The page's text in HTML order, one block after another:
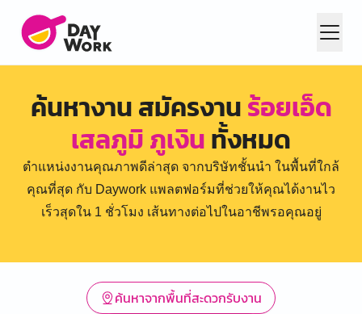
ค้นหางาน สมัครงานร้อยเอ็ด
เสลภูมิ ภูเงินทั้งหมด
ตำแหน่งงานคุณภาพดีล่าสุด จากบริษัทชั้นนำ ในพื้นที่ใกล้
คุณที่สุด กับ Daywork แพลตฟอร์มที่ช่วยให้คุณได้งานไว
เร็วสุดใน 1 ชั่วโมง เส้นทางต่อไปในอาชีพรอคุณอยู่
ค้นหาจากพื้นที่สะดวกรับงาน